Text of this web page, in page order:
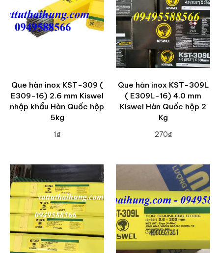
Que hàn inox KST-309 (
E309-16) 2.6 mm Kiswel
nhập khẩu Hàn Quốc hộp
5kg
1₫
Que hàn inox KST-309L
( E309L-16) 4.0 mm
Kiswel Hàn Quốc hộp 2
Kg
270₫